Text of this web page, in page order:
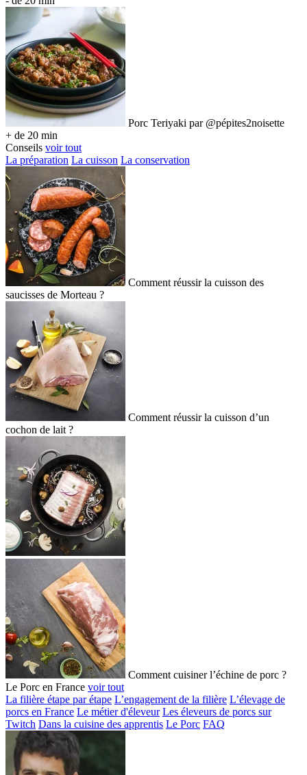
Porc Teriyaki par @pépites2noisette
+ de 20 min
Conseils voir tout
La préparation La cuisson La conservation
Comment réussir la cuisson des
saucisses de Morteau ?
Comment réussir la cuisson d’un
cochon de lait ?
Comment cuisiner l’échine de porc ?
Le Porc en France voir tout
La filière étape par étape L’engagement de la filière L’élevage de
porcs en France Le métier d'éleveur Les éleveurs de porcs sur
Twitch Dans la cuisine des apprentis Le Porc FAQ